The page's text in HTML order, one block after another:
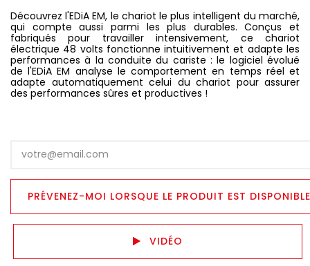
Découvrez l'EDiA EM, le chariot le plus intelligent du marché,
qui compte aussi parmi les plus durables. Conçus et
fabriqués pour travailler intensivement, ce chariot
électrique 48 volts fonctionne intuitivement et adapte les
performances à la conduite du cariste : le logiciel évolué
de l'EDiA EM analyse le comportement en temps réel et
adapte automatiquement celui du chariot pour assurer
des performances sûres et productives !
VIDÉO